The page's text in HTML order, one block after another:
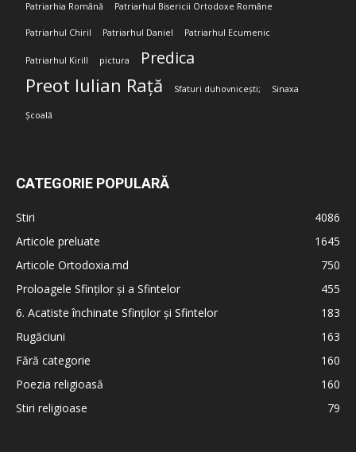
Patriarhia Română Patriarhul Bisericii Ortodoxe Române
Patriarhul Chiril Patriarhul Daniel Patriarhul Ecumenic
Patriarhul Kirill pictura Predica
Preot Iulian Rață Sfaturi duhovnicești; Sinaxa
Școală
CATEGORIE POPULARĂ
Stiri
4086
Articole preluate
1645
Articole Ortodoxia.md
750
Proloagele Sfinților și a Sfintelor
455
6. Acatiste închinate Sfinților și Sfintelor
183
Rugăciuni
163
Fără categorie
160
Poezia religioasă
160
Stiri religioase
79